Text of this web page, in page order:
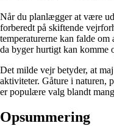
Når du planlægger at være
forberedt på skiftende
temperaturerne kan falde
da byger hurtigt kan komme
Det milde vejr betyder, at
aktiviteter. Gåture i naturen,
er populære valg blandt
Opsummering